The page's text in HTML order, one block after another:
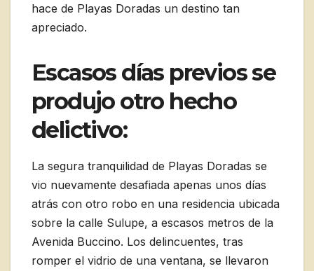
hace de Playas Doradas un destino tan
apreciado.
Escasos días previos se
produjo otro hecho
delictivo:
La segura tranquilidad de Playas Doradas se
vio nuevamente desafiada apenas unos días
atrás con otro robo en una residencia ubicada
sobre la calle Sulupe, a escasos metros de la
Avenida Buccino. Los delincuentes, tras
romper el vidrio de una ventana, se llevaron